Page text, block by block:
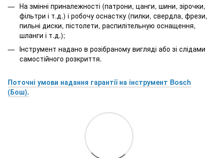
На змінні приналежності (патрони, цанги, шини, зірочки,
фільтри і т.д.) і робочу оснастку (пилки, свердла, фрези,
пильні диски, пістолети, распилітельную оснащення,
шланги і т.д.);
Інструмент надано в розібраному вигляді або зі слідами
самостійного розкриття.
Поточні умови надання гарантії на інструмент Bosch
(Бош).